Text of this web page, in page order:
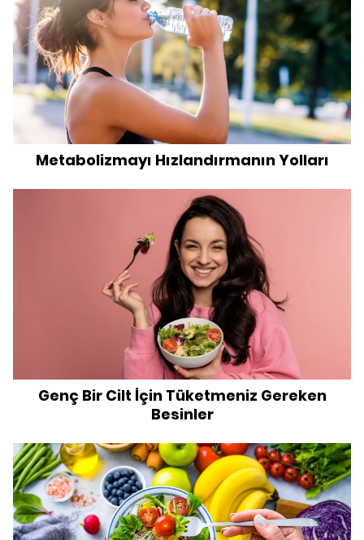
Metabolizmayı Hızlandırmanın Yolları
Genç Bir Cilt İçin Tüketmeniz Gereken
Besinler